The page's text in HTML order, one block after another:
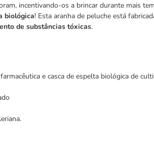
incentivando-os a brincar durante mais
biológica! Esta aranha de peluche está
de substâncias tóxicas.
e casca de espelta biológica de